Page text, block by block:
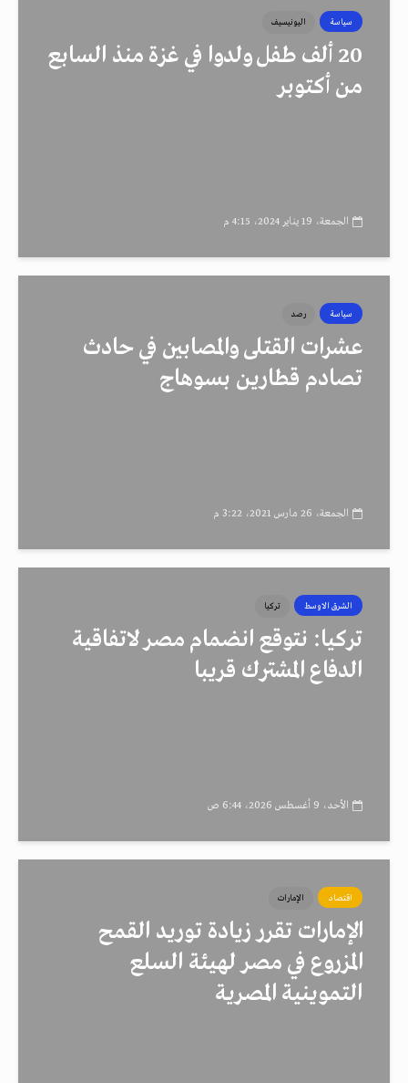
سياسة اليونيسيف
20 ألف طفل ولدوا في غزة منذ السابع
من أكتوبر
الجمعة، 19 يناير 2024، 4:15 م
سياسة رصد
عشرات القتلى والمصابين في حادث
تصادم قطارين بسوهاج
الجمعة، 26 مارس 2021، 3:22 م
الشرق الاوسط تركيا
تركيا: نتوقع انضمام مصر لاتفاقية
الدفاع المشترك قريبا
الأحد، 9 أغسطس 2026، 6:44 ص
اقتصاد الإمارات
الإمارات تقرر زيادة توريد القمح
المزروع في مصر لهيئة السلع
التموينية المصرية